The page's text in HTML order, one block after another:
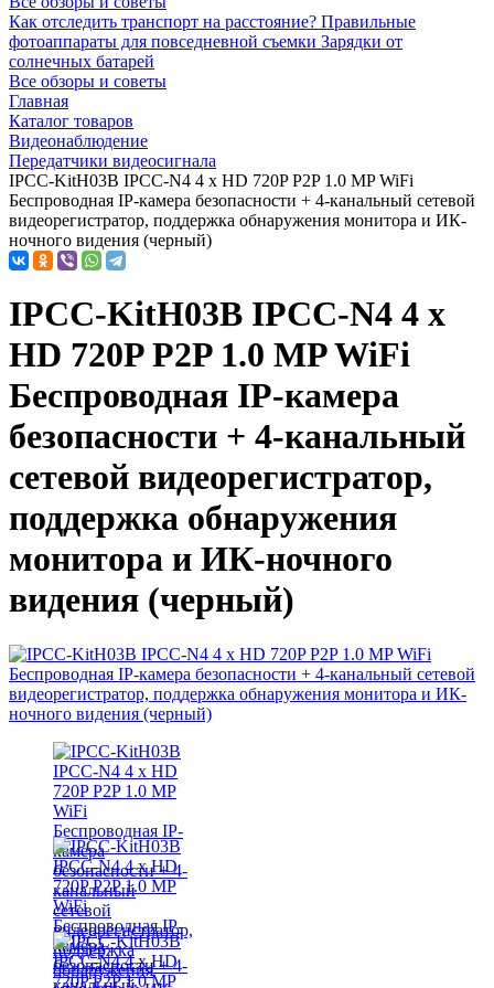
Как отследить транспорт на расстояние? Правильные
фотоаппараты для повседневной съемки Зарядки от
солнечных батарей
Все обзоры и советы
Главная
Каталог товаров
Видеонаблюдение
Передатчики видеосигнала
IPCC-KitH03B IPCC-N4 4 x HD 720P P2P 1.0 MP WiFi
Беспроводная IP-камера безопасности + 4-канальный сетевой
видеорегистратор, поддержка обнаружения монитора и ИК-
ночного видения (черный)
IPCC-KitH03B IPCC-N4 4 x
HD 720P P2P 1.0 MP WiFi
Беспроводная IP-камера
безопасности + 4-канальный
сетевой видеорегистратор,
поддержка обнаружения
монитора и ИК-ночного
видения (черный)